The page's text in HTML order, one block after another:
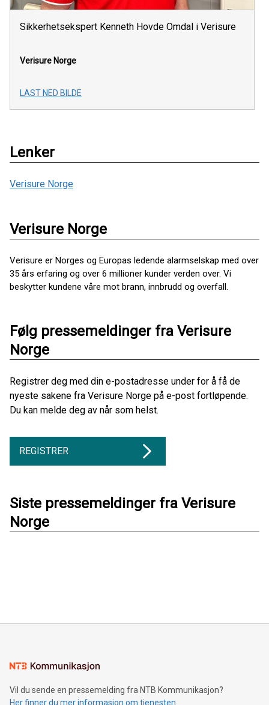
Sikkerhetsekspert Kenneth Hovde Omdal i Verisure
Verisure Norge
LAST NED BILDE
Lenker
Verisure Norge
Verisure Norge
Verisure er Norges og Europas ledende alarm­selskap med over
35 års erfaring og over 6 millioner kunder verden over. Vi
beskytter kundene våre mot brann, innbrudd og overfall.
Følg pressemeldinger fra Verisure
Norge
Registrer deg med din e-postadresse under for å få de
nyeste sakene fra Verisure Norge på e-post fortløpende.
Du kan melde deg av når som helst.
REGISTRER
Siste pressemeldinger fra Verisure
Norge
Vil du sende en pressemelding fra NTB Kommunikasjon?
Her finner du mer informasjon om tjenesten